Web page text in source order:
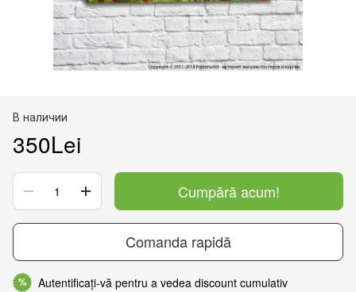
В наличии
350Lei
Cumpără acum!
Comanda rapidă
% Autentificați-vă pentru a vedea discount cumulativ